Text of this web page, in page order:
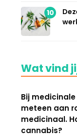
10
Wat vind
Bij
meteen aan
medicinaal.
cannabis?